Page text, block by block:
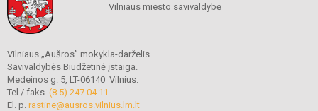
Vilniaus miesto savivaldybė
Vilniaus „Aušros” mokykla-darželis
Savivaldybės Biudžetinė įstaiga.
Medeinos g. 5, LT-06140 Vilnius.
Tel./ faks. (8 5) 247 04 11
El. p. rastine@ausros.vilnius.lm.lt